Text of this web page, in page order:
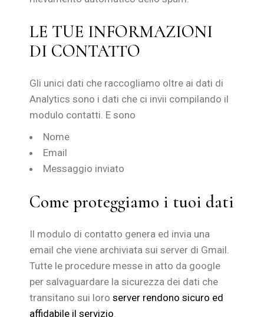
LE TUE INFORMAZIONI
DI CONTATTO
Gli unici dati che raccogliamo oltre ai dati di
Analytics sono i dati che ci invii compilando il
modulo contatti. E sono
Nome
Email
Messaggio inviato
Come proteggiamo i tuoi dati
Il modulo di contatto genera ed invia una
email che viene archiviata sui server di Gmail.
Tutte le procedure messe in atto da google
per salvaguardare la sicurezza dei dati che
transitano sui loroserver rendono sicuro ed
affidabile il servizio